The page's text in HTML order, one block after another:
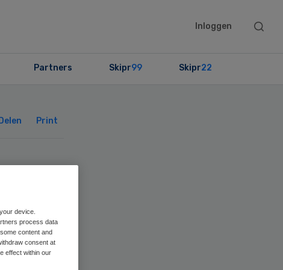
Inloggen
Search
Partners Skipr99 Skipr22
Delen Print
device.
process data
content and
consent at
effect within our